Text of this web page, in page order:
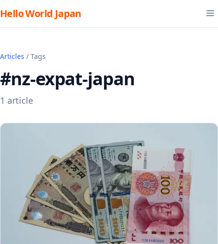
Hello World Japan
Articles / Tags
#nz-expat-japan
1 article